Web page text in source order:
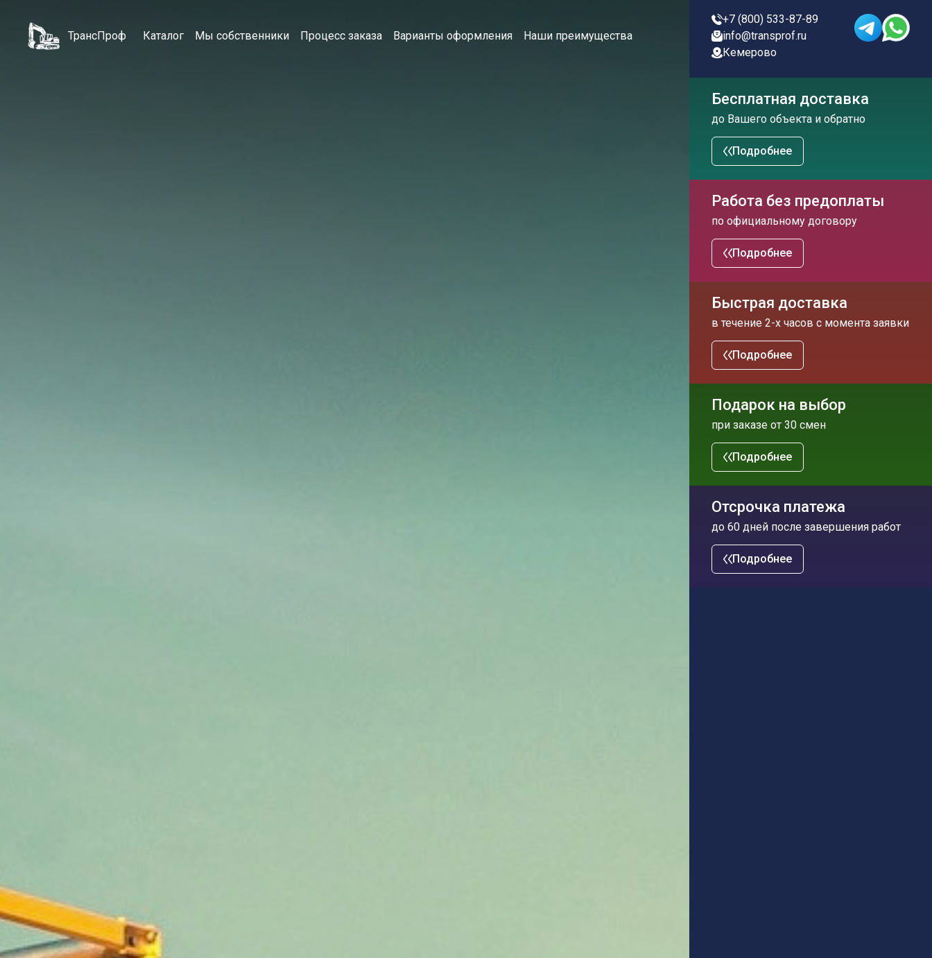
ТрансПроф Каталог Мы собственники Процесс заказа Варианты оформления Наши преимущества
+7 (800) 533-87-89
info@transprof.ru
Кемерово
Бесплатная доставка
до Вашего объекта и обратно
Подробнее
Работа без предоплаты
по официальному договору
Подробнее
Быстрая доставка
в течение 2-х часов с момента заявки
Подробнее
Подарок на выбор
при заказе от 30 смен
Подробнее
Отсрочка платежа
до 60 дней после завершения работ
Подробнее